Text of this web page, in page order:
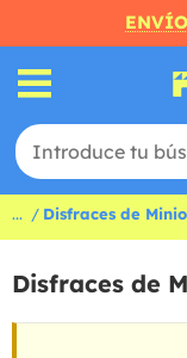
... Disfraces de
Disfraces de